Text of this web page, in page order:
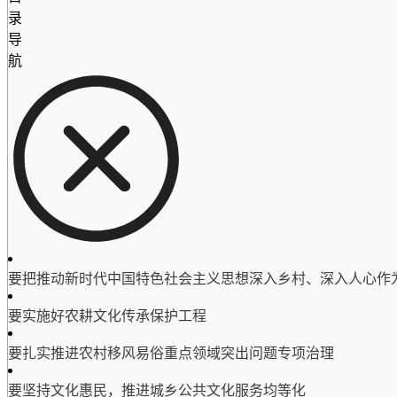
录
导
航
要把推动新时代中国特色社会主义思想深入乡村、深入人心作
要实施好农耕文化传承保护工程
要扎实推进农村移风易俗重点领域突出问题专项治理
要坚持文化惠民，推进城乡公共文化服务均等化